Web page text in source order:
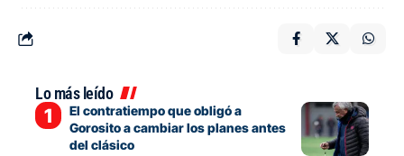
Lo más leído
El contratiempo que obligó a
Gorosito a cambiar los planes antes
del clásico